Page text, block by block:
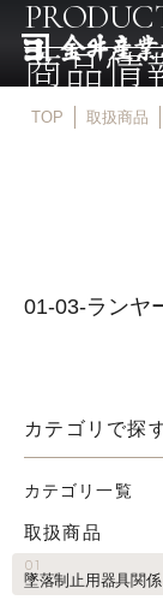
トップ
マルキン印
庖斬巴
お知らせ
商品情
TOP 取扱商品
01-03-ランヤ
カテゴリで探
カテゴリ一覧
取扱商品
01
墜落制止用器具関係